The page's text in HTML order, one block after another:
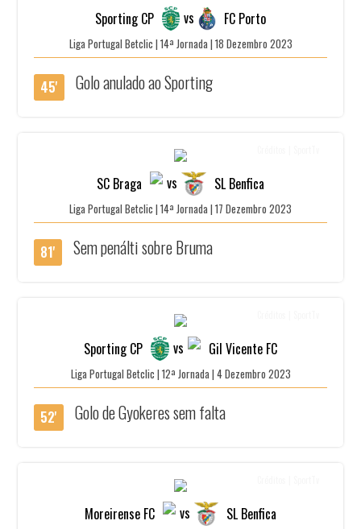
Sporting CP vs FC Porto
Liga Portugal Betclic | 14ª Jornada | 18 Dezembro 2023
45' Golo anulado ao Sporting
SC Braga vs SL Benfica
Liga Portugal Betclic | 14ª Jornada | 17 Dezembro 2023
81' Sem penálti sobre Bruma
Sporting CP vs Gil Vicente FC
Liga Portugal Betclic | 12ª Jornada | 4 Dezembro 2023
52' Golo de Gyokeres sem falta
Moreirense FC vs SL Benfica